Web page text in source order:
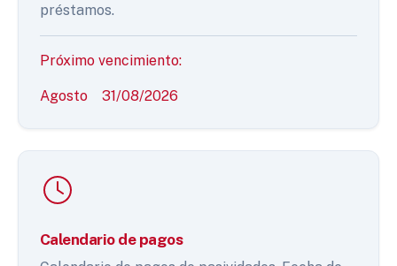
préstamos.
Próximo vencimiento:
Agosto 31/08/2026
Calendario de pagos